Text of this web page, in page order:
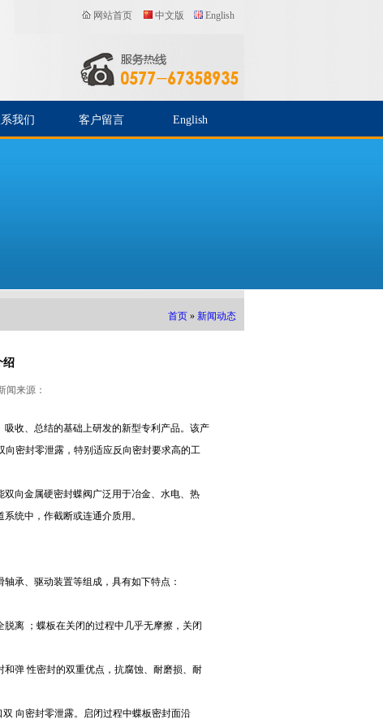
网站首页 中文版 English
我们 客户留言 English
首页» 新闻动态
绍
闻来源：
收、总结的基础上研发的新型专利产品。该产
向密封零泄露，特别适应反向密封要求高的工
向金属硬密封蝶阀广泛用于冶金、水电、热
统中，作截断或连通介质用。
承、驱动装置等组成，具有如下特点：
离 ；蝶板在关闭的过程中几乎无摩擦，关闭
弹 性密封的双重优点，抗腐蚀、耐磨损、耐
向密封零泄露。启闭过程中蝶板密封面沿